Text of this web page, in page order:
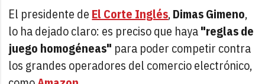
El presidente de El Corte Inglés,Dimas Gimeno,
lo ha dejado claro: es preciso que haya"reglas de
juego homogéneas" para poder competir contra
los grandes operadores del comercio electrónico,